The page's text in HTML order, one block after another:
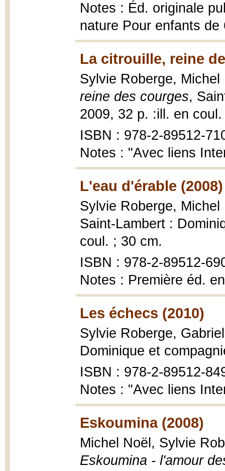
Notes : Éd. originale
nature Pour enfants de
La citrouille, reine
Sylvie Roberge,
reine des courges,
2009, 32 p. :ill. en
ISBN : 978-2-89512-
Notes : "Avec liens
L'eau d'érable (2008)
Sylvie Roberge,
Saint-Lambert :
coul. ; 30 cm.
ISBN : 978-2-89512-
Notes : Première éd.
Les échecs (2010)
Sylvie Roberge,
Dominique et
ISBN : 978-2-89512-
Notes : "Avec liens
Eskoumina (2008)
Michel Noël, Sylvie
Eskoumina - l'amour